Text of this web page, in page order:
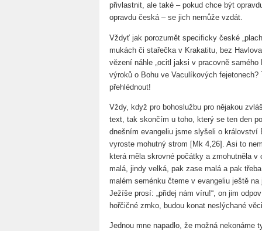
přivlastnit, ale také – pokud chce být
opravdu česká – se jich nemůže vzdát.
Vždyť jak porozumět specificky české
mukách či stařečka v Krakatitu, bez
vězení náhle „ocitl jaksi v pracovně
výroků o Bohu ve Vaculíkových fejetonech?
přehlédnout!
Vždy, když pro bohoslužbu pro nějakou
text, tak skončím u toho, který se ten den
dnešním evangeliu jsme slyšeli o
vyroste mohutný strom [Mk 4,26]. Asi to
která měla skrovné počátky a zmohutněla
malá, jindy velká, pak zase malá a pak
malém seménku čteme v evangeliu ještě
Ježíše prosí: „přidej nám víru!“, on jim
hořčičné zrnko, budou konat neslýchané
Jednou mne napadlo, že možná